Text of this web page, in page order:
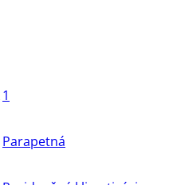
1
Parapetná